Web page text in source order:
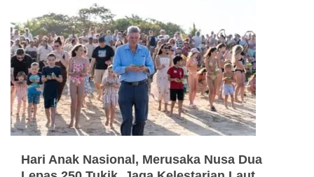
Hari Anak Nasional, Merusaka Nusa Dua